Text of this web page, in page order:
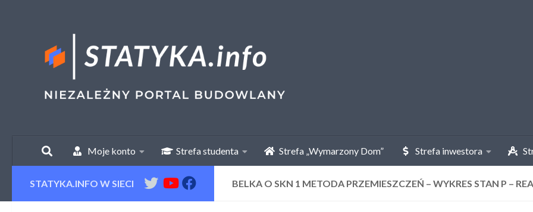
Moje konto Strefa studenta Strefa „Wymarzony Dom” Strefa inwestora
BELKA O SKN 1 METODA PRZEMIESZCZEŃ – WYKRES STAN P –
STATYKA.INFO W SIECI